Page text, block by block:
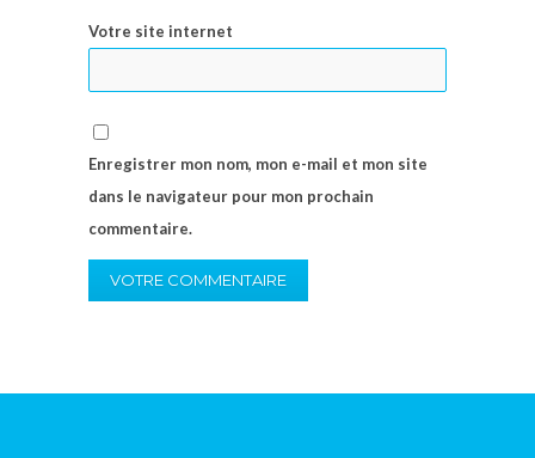
Votre site internet
Enregistrer mon nom, mon e-mail et mon site
dans le navigateur pour mon prochain
commentaire.